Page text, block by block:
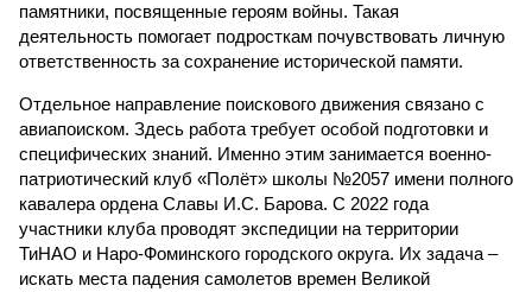
памятники, посвященные героям войны. Такая
деятельность помогает подросткам почувствовать личную
ответственность за сохранение исторической памяти.
Отдельное направление поискового движения связано с
авиапоиском. Здесь работа требует особой подготовки и
специфических знаний. Именно этим занимается военно-
патриотический клуб «Полёт» школы №2057 имени полного
кавалера ордена Славы И.С. Барова. С 2022 года
участники клуба проводят экспедиции на территории
ТиНАО и Наро-Фоминского городского округа. Их задача –
искать места падения самолетов времен Великой